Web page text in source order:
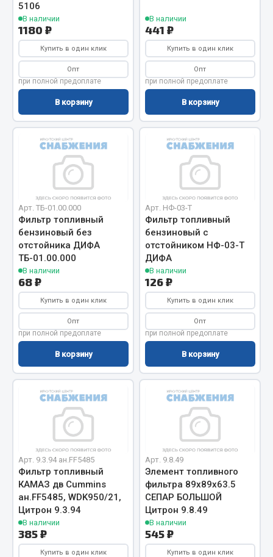
Гайки
Кольца стопорные
Пресс-масленки
Пробки
Хомуты
Показать ещё
Весь раздел
Соединительные элементы
Camozzi
Адаптеры и переходники
Тройники
Трубки, муфты, гайки
Угольники
Фитинги
Штуцеры
Весь раздел
Инструмент
Автомобильный инструмент
Измерительный инструмент
Крепежный инструмент
Режущий инструмент
Силовое оборудование
Слесарный инструмент
Столярный инструмент
Показать ещё
5106
В наличии
1180 ₽
Купить в один клик
Опт
при полной предоплате
В корзину
В наличии
441 ₽
Купить в один клик
Опт
при полной предоплате
В корзину
Арт. ТБ-01.00.000
Фильтр топливный
бензиновый без
отстойника ДИФА
ТБ-01.00.000
В наличии
68 ₽
Купить в один клик
Опт
при полной предоплате
В корзину
Арт. НФ-03-Т
Фильтр топливный
бензиновый с
отстойником НФ-03-Т
ДИФА
В наличии
126 ₽
Купить в один клик
Опт
при полной предоплате
В корзину
Арт. 9.3.94 ан.FF5485
Фильтр топливный
КАМАЗ дв Cummins
ан.FF5485, WDK950/21,
Цитрон 9.3.94
В наличии
385 ₽
Купить в один клик
Арт. 9.8.49
Элемент топливного
фильтра 89х89х63.5
СЕПАР БОЛЬШОЙ
Цитрон 9.8.49
В наличии
545 ₽
Купить в один клик